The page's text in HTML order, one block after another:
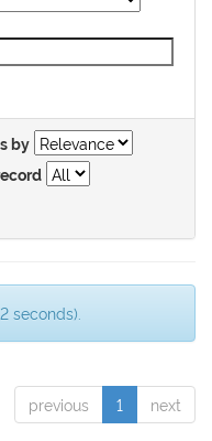
by
seconds).
previous 1 next